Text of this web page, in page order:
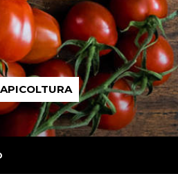
APICOLTURA